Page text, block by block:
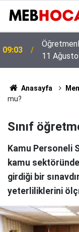
09:03
11
Anasayfa
mu?
Sınıf
Kamu Personeli
kamu
girdiği bir
yeterliliklerini